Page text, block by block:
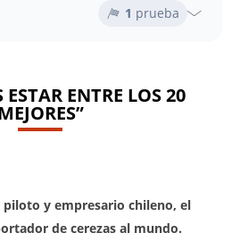
1 prueba
ESTAR ENTRE LOS 20
piloto y empresario chileno, el
de cerezas al mundo.